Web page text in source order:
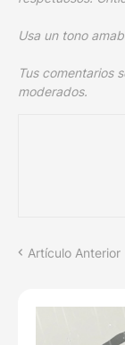
Usa un tono
Tus comentarios
moderados.
Artículo Anterior